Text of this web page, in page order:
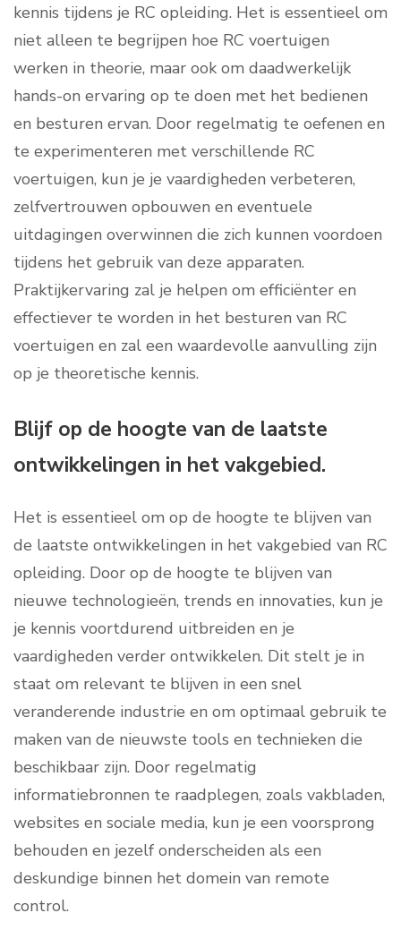
kennis tijdens je RC opleiding. Het is essentieel om
niet alleen te begrijpen hoe RC voertuigen
werken in theorie, maar ook om daadwerkelijk
hands-on ervaring op te doen met het bedienen
en besturen ervan. Door regelmatig te oefenen en
te experimenteren met verschillende RC
voertuigen, kun je je vaardigheden verbeteren,
zelfvertrouwen opbouwen en eventuele
uitdagingen overwinnen die zich kunnen voordoen
tijdens het gebruik van deze apparaten.
Praktijkervaring zal je helpen om efficiënter en
effectiever te worden in het besturen van RC
voertuigen en zal een waardevolle aanvulling zijn
op je theoretische kennis.
Blijf op de hoogte van de laatste
ontwikkelingen in het vakgebied.
Het is essentieel om op de hoogte te blijven van
de laatste ontwikkelingen in het vakgebied van RC
opleiding. Door op de hoogte te blijven van
nieuwe technologieën, trends en innovaties, kun je
je kennis voortdurend uitbreiden en je
vaardigheden verder ontwikkelen. Dit stelt je in
staat om relevant te blijven in een snel
veranderende industrie en om optimaal gebruik te
maken van de nieuwste tools en technieken die
beschikbaar zijn. Door regelmatig
informatiebronnen te raadplegen, zoals vakbladen,
websites en sociale media, kun je een voorsprong
behouden en jezelf onderscheiden als een
deskundige binnen het domein van remote
control.